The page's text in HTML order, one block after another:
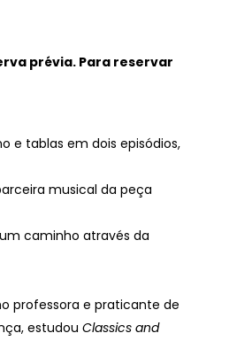
prévia.Para reservar
e tablas em dois episódios,
musical da peça
caminho através da
professora e praticante de
estudou Classics and